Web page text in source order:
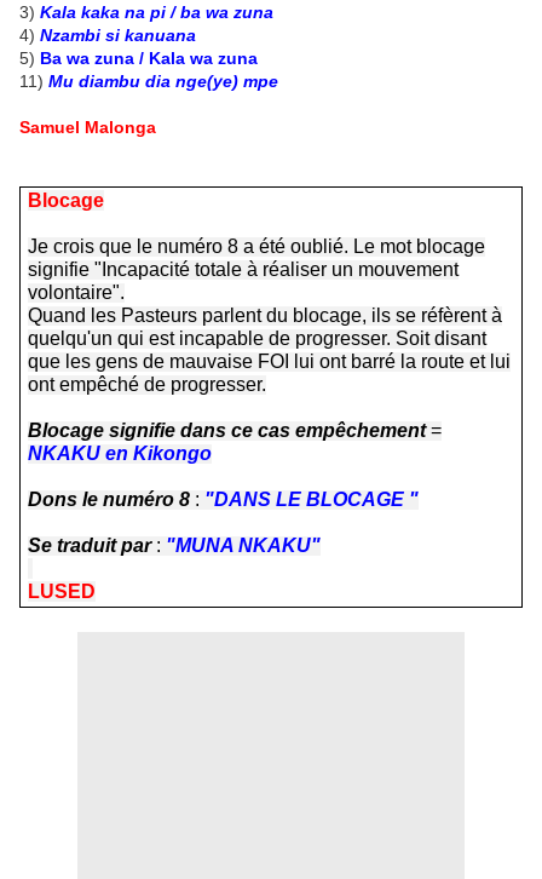
3) Kala kaka na pi / ba wa zuna
4) Nzambi si kanuana
5) Ba wa zuna / Kala wa zuna
11) Mu diambu dia nge(ye) mpe
Samuel Malonga
Blocage
Je crois que le numéro 8 a été oublié. Le mot blocage
signifie "Incapacité totale à réaliser un mouvement
volontaire".
Quand les Pasteurs parlent du blocage, ils se réfèrent à
quelqu'un qui est incapable de progresser. Soit disant
que les gens de mauvaise FOI lui ont barré la route et lui
ont empêché de progresser.
Blocage signifie dans ce cas empêchement=
NKAKU en Kikongo
Dons le numéro 8: "DANS LE BLOCAGE "
Se traduit par: "MUNA NKAKU"
LUSED